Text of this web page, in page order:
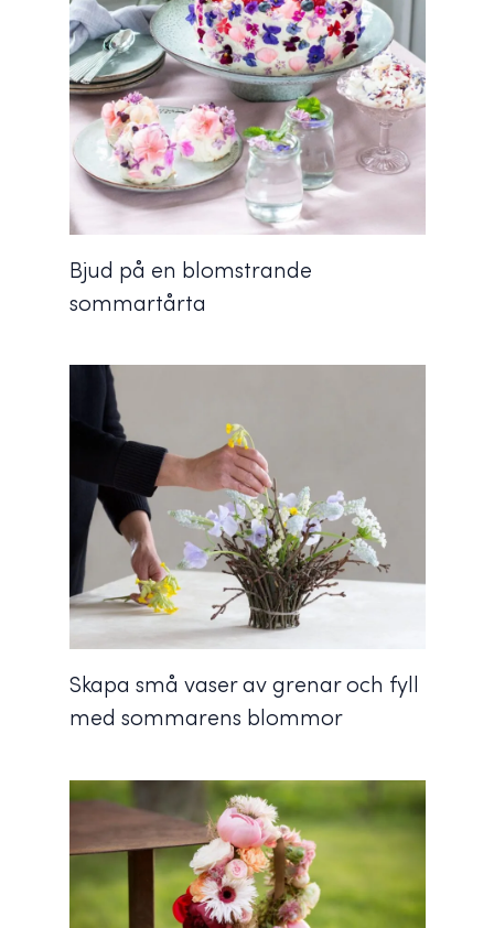
Bjud på en blomstrande
sommartårta
Skapa små vaser av grenar och fyll
med sommarens blommor